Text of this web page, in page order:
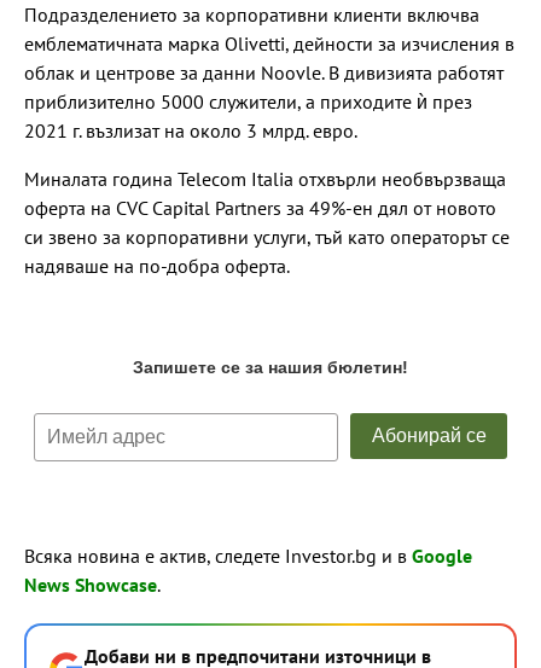
Подразделението за корпоративни клиенти включва
емблематичната марка Olivetti, дейности за изчисления в
облак и центрове за данни Noovle. В дивизията работят
приблизително 5000 служители, а приходите ѝ през
2021 г. възлизат на около 3 млрд. евро.
Миналата година Telecom Italia отхвърли необвързваща
оферта на CVC Capital Partners за 49%-ен дял от новото
си звено за корпоративни услуги, тъй като операторът се
надяваше на по-добра оферта.
Всяка новина е актив, следете Investor.bg и в Google
News Showcase.
Добави ни в предпочитани източници в